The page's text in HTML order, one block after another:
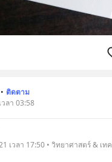
• ติดตาม
วลา 03:58
เวลา 17:50 • วิทยาศาสตร์ & เท